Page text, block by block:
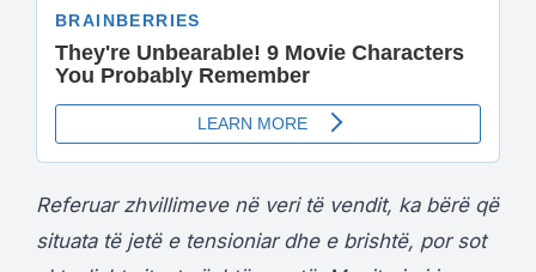
Referuar zhvillimeve në veri të vendit, ka bërë që
situata të jetë e tensioniar dhe e brishtë, por sot